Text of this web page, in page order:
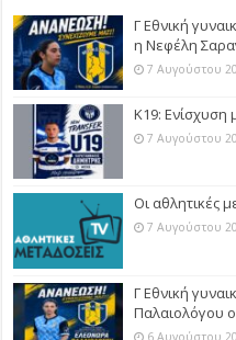
Γ Εθνική
η Νεφέλη
7 Αυγούστου
Κ19: Ενίσχυση
7 Αυγούστου
Οι αθλητικές
7 Αυγούστου
Γ Εθνική
Παλαιολόγου
6 Αυγούστου